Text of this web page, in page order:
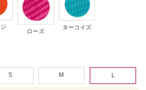
ローズ
ターコイズ
S M L